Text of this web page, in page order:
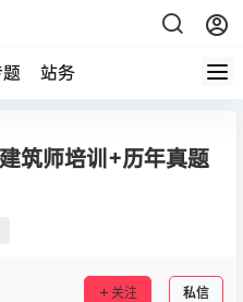
站务
筑师培训+历年真题
关注 私信